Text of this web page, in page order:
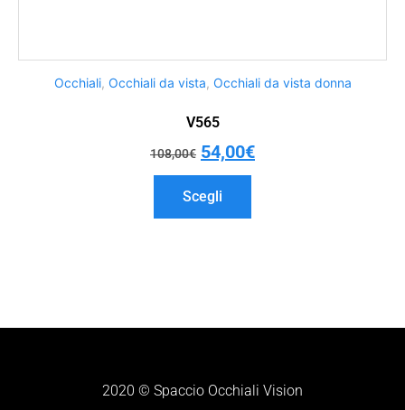
Occhiali, Occhiali da vista, Occhiali da vista donna
V565
108,00€ 54,00€
Scegli
2020 © Spaccio Occhiali Vision